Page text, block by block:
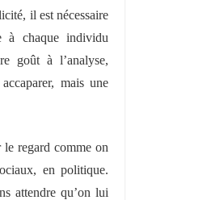
il est nécessaire
à chaque individu
goût à l’analyse,
mais une
le regard comme on
en politique.
attendre qu’on lui